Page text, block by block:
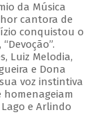
da Música
cantora de
conquistou o
Luiz Melodia,
e Dona
voz instintiva
homenageiam
e Arlindo